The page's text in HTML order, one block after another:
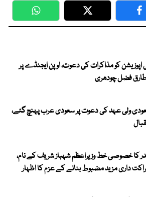
WhatsApp Twitter
اپوزیشن کو مذاکرات کی دعوت، اوپن ایجنڈے پر
فضل چودھری
ولی عہد کی دعوت پر سعودی عرب پہنچ گئے،
کا خصوصی خط وزیراعظم شہباز شریف کے نام،
داری مزید مضبوط بنانے کے عزم کا اظہار